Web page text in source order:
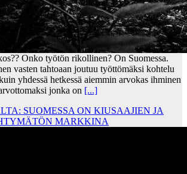
Onko työtön rikollinen? On Suomessa.
vasten tahtoaan joutuu työttömäksi kohtelu
yhdessä hetkessä aiemmin arvokas ihminen
jonka on [...]
SUOMESSA ON KIUSAAJIEN JA
MARKKINA